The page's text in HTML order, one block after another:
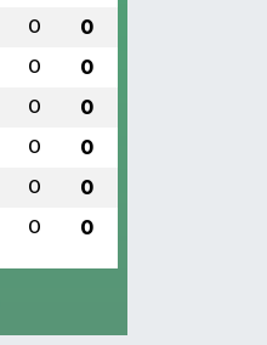
0 0
0 0
0 0
0 0
0 0
0 0